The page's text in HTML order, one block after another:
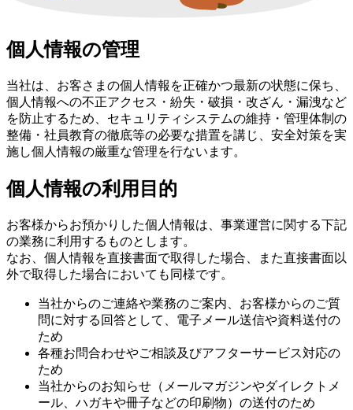
個人情報の管理
当社は、お客さまの個人情報を正確かつ最新の状態に保ち、
個人情報への不正アクセス・紛失・破損・改ざん・漏洩など
を防止するため、セキュリティシステムの維持・管理体制の
整備・社員教育の徹底等の必要な措置を講じ、安全対策を実
施し個人情報の厳重な管理を行ないます。
個人情報の利用目的
お客様からお預かりした個人情報は、事業運営に関する下記
の業務に利用するものとします。
なお、個人情報を直接書面で取得した場合、また直接書面以
外で取得した場合においても同様です。
当社からのご連絡や業務のご案内、お客様からのご質
問に対する回答として、電子メール送信や資料送付の
ため
各種お問合わせやご相談及びアフターサービス対応の
ため
当社からのお知らせ（メールマガジンやダイレクトメ
ール、ハガキや冊子などの印刷物）の送付のため